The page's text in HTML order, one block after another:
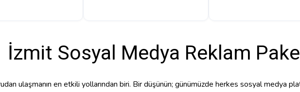
İzmit Sosyal Medya Reklam
ulaşmanın en etkili yollarından biri. Bir düşünün; günümüzde herkes sosyal medya